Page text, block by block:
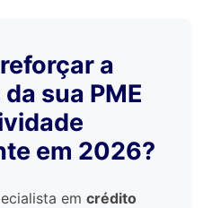
a
sua PME
em 2026?
em crédito